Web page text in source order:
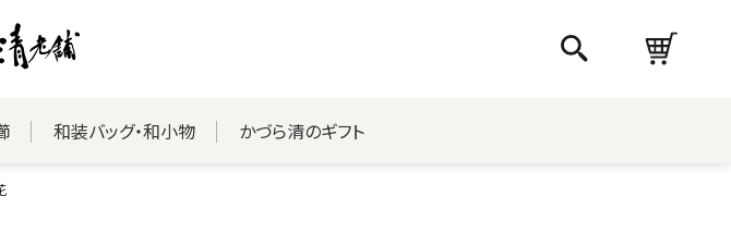
和装バッグ・和小物 かづら清のギフト